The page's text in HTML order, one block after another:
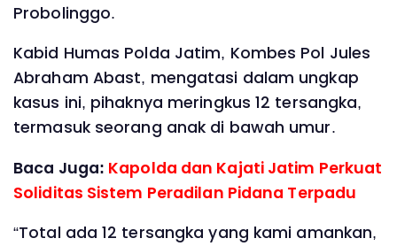
Probolinggo.
Kabid Humas Polda Jatim, Kombes Pol Jules
Abraham Abast, mengatasi dalam ungkap
kasus ini, pihaknya meringkus 12 tersangka,
termasuk seorang anak di bawah umur.
Baca Juga: Kapolda dan Kajati Jatim Perkuat
Soliditas Sistem Peradilan Pidana Terpadu
“Total ada 12 tersangka yang kami amankan,